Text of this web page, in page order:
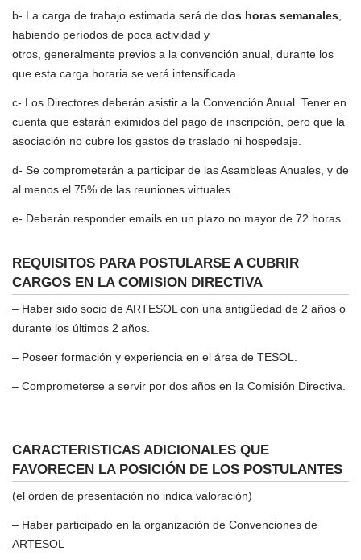
b- La carga de trabajo estimada será de dos horas semanales
habiendo períodos de poca actividad y
otros, generalmente previos a la convención anual, durante los
que esta carga horaria se verá intensificada.
c- Los Directores deberán asistir a la Convención Anual. Tener en
cuenta que estarán eximidos del pago de inscripción, pero que la
asociación no cubre los gastos de traslado ni hospedaje.
d- Se comprometerán a participar de las Asambleas Anuales, y de
al menos el 75% de las reuniones virtuales.
e- Deberán responder emails en un plazo no mayor de 72 horas.
REQUISITOS PARA POSTULARSE A CUBRIR
CARGOS EN LA COMISION DIRECTIVA
– Haber sido socio de ARTESOL con una antigüedad de 2 años o
durante los últimos 2 años.
– Poseer formación y experiencia en el área de TESOL.
– Comprometerse a servir por dos años en la Comisión Directiva.
CARACTERISTICAS ADICIONALES QUE
FAVORECEN LA POSICIÓN DE LOS POSTULANTES
(el órden de presentación no indica valoración)
– Haber participado en la organización de Convenciones de
ARTESOL